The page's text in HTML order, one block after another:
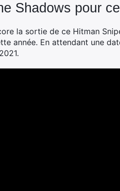
Shadows pour
la sortie de ce Hitman
année. En attendant une